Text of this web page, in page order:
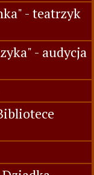
- teatrzyk
- audycja